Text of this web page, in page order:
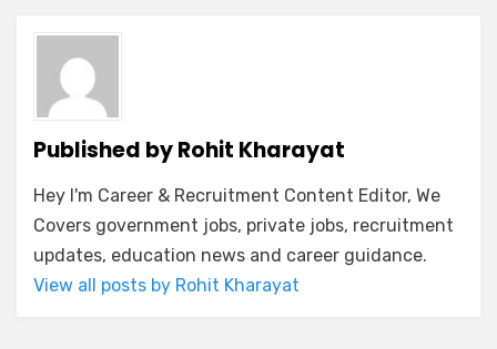
Published byRohit Kharayat
Hey I'm Career & Recruitment Content Editor, We
Covers government jobs, private jobs, recruitment
updates, education news and career guidance.
View all posts by Rohit Kharayat